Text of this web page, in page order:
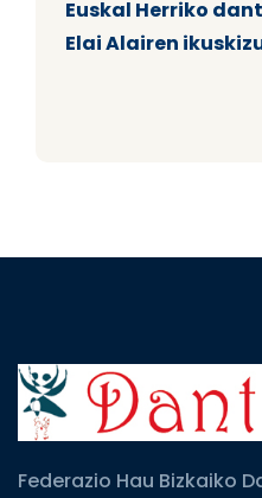
Euskal Herriko
Elai Alairen
Federazio Hau Bizkaiko